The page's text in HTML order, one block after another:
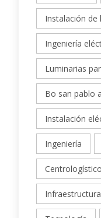
Instalación de
Ingeniería
Luminarias
Bo san pablo
Instalación
Ingeniería
Centrologístico
Infraestructura